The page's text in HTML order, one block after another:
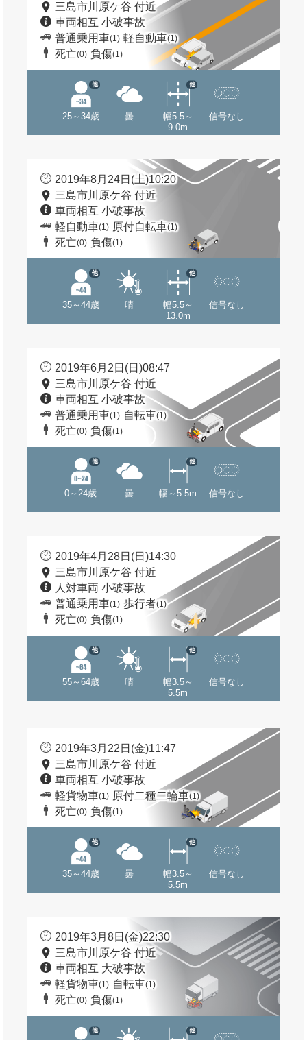
三島市川原ケ谷 付近
車両相互 小破事故
普通乗用車(1) 軽自動車(1)
死亡(0) 負傷(1)
25～34歳
他
曇
幅5.5～
9.0m
他
信号なし
2019年8月24日(土)10:20
三島市川原ケ谷 付近
車両相互 小破事故
軽自動車(1) 原付自転車(1)
死亡(0) 負傷(1)
35～44歳
他
晴
幅5.5～
13.0m
他
信号なし
2019年6月2日(日)08:47
三島市川原ケ谷 付近
車両相互 小破事故
普通乗用車(1) 自転車(1)
死亡(0) 負傷(1)
0～24歳
他
曇 幅～5.5m
他
信号なし
2019年4月28日(日)14:30
三島市川原ケ谷 付近
人対車両 小破事故
普通乗用車(1) 歩行者(1)
死亡(0) 負傷(1)
55～64歳
他
晴
幅3.5～
5.5m
他
信号なし
2019年3月22日(金)11:47
三島市川原ケ谷 付近
車両相互 小破事故
軽貨物車(1) 原付二種二輪車(1)
死亡(0) 負傷(1)
35～44歳
他
曇
幅3.5～
5.5m
他
信号なし
2019年3月8日(金)22:30
三島市川原ケ谷 付近
車両相互 大破事故
軽貨物車(1) 自転車(1)
死亡(0) 負傷(1)
他 他